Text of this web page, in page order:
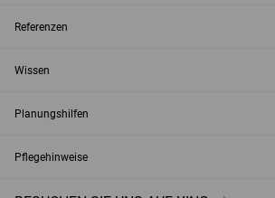
Referenzen
Wissen
Planungshilfen
Pflegehinweise